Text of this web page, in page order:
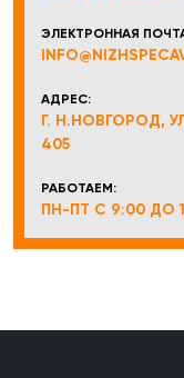
ЭЛЕКТРОННАЯ
АДРЕС:
Г. Н.НОВГОРОД,
405
РАБОТАЕМ:
ПН-ПТ С 9:00 ДО